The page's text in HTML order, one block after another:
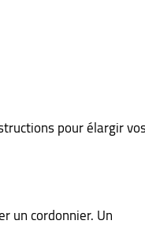
pour élargir
un cordonnier. Un